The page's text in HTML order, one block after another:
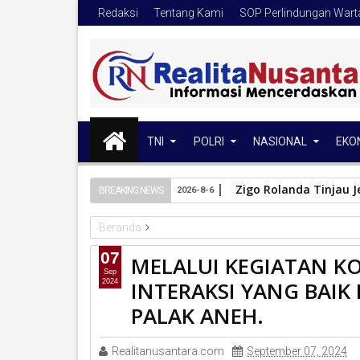
Redaksi Tentang Kami SOP Perlindungan
TNI POLRI NASIONAL
BREAKING NEWS Zigo Rolanda Tinjau
2026-8-6
Beranda
TNI
MELALUI KEGIATAN KOMSOS BABINSA CIPTAKAN
MELALUI KEGIATAN
INTERAKSI YANG
PALAK ANEH.
Realitanusantara.com September 07, 2024
07
Sep
2024